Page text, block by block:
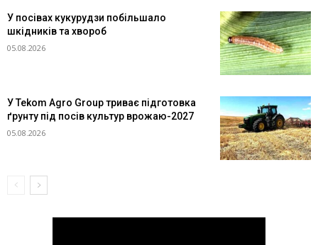
У посівах кукурудзи побільшало
шкідників та хвороб
05.08.2026
У Tekom Agro Group триває підготовка
ґрунту під посів культур врожаю-2027
05.08.2026